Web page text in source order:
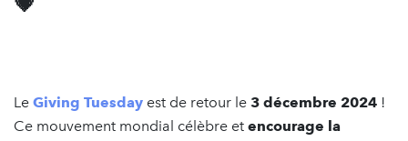
Le Giving Tuesday est de retour le 3 décembre 2024 !
Ce mouvement mondial célèbre et encourage la